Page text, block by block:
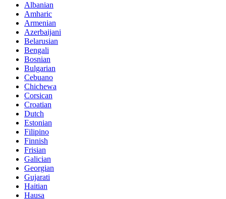
Albanian
Amharic
Armenian
Azerbaijani
Belarusian
Bengali
Bosnian
Bulgarian
Cebuano
Chichewa
Corsican
Croatian
Dutch
Estonian
Filipino
Finnish
Frisian
Galician
Georgian
Gujarati
Haitian
Hausa